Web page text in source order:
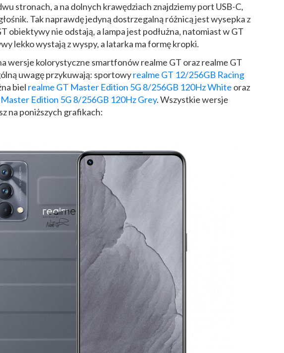
stronach, a na dolnych krawędziach znajdziemy port USB-C,
Tak naprawdę jedyną dostrzegalną różnicą jest wysepka z
obiektywy nie odstają, a lampa jest podłużna, natomiast w GT
lekko wystają z wyspy, a latarka ma formę kropki.
wersje kolorystyczne smartfonów realme GT oraz realme GT
uwagę przykuwają: sportowyrealme GT 12/256GB Racing
biel realme GT Master Edition 5G 8/256GB 120Hz White oraz
Edition 5G 8/256GB 120Hz Grey. Wszystkie wersje
na poniższych grafikach: